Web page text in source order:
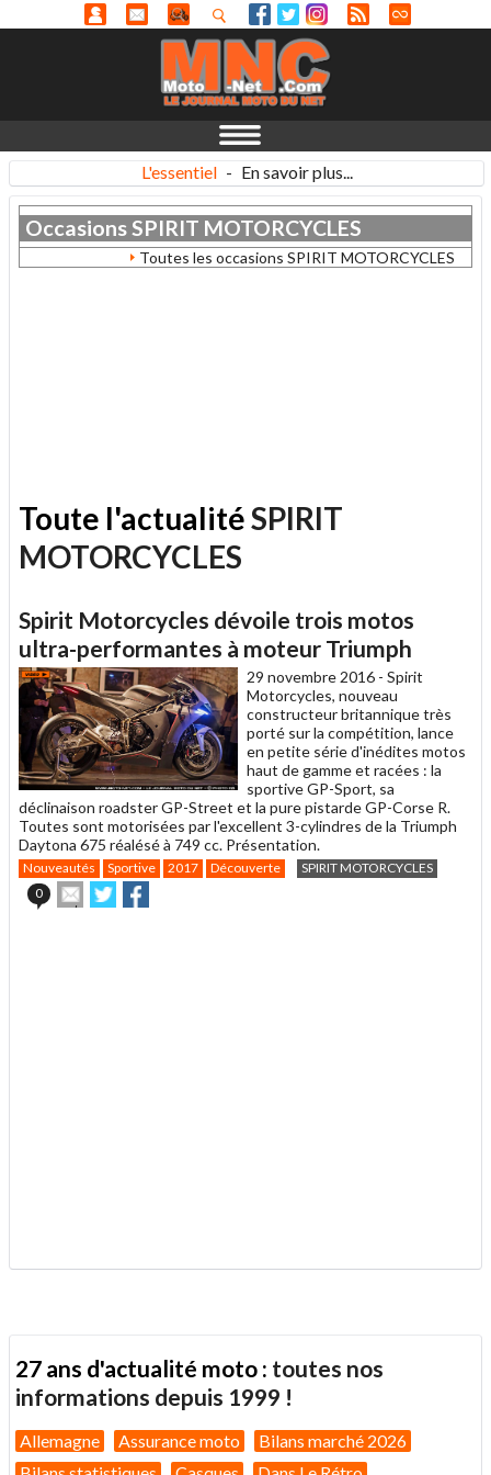
L'essentiel - En savoir plus...
OccasionsSPIRIT MOTORCYCLES
Toutes les occasions SPIRIT MOTORCYCLES
Toute l'actualitéSPIRIT
MOTORCYCLES
Spirit Motorcycles dévoile trois motos
ultra-performantes à moteur Triumph
29 novembre 2016 - Spirit
Motorcycles, nouveau
constructeur britannique très
porté sur la compétition, lance
en petite série d'inédites motos
haut de gamme et racées : la
sportive GP-Sport, sa
déclinaison roadster GP-Street et la pure pistarde GP-Corse R.
Toutes sont motorisées par l'excellent 3-cylindres de la Triumph
Daytona 675 réalésé à 749 cc. Présentation.
Nouveautés Sportive 2017 Découverte
SPIRIT MOTORCYCLES
0
Envoyer
cet
Partager
sur sur
27 ans d'actualité moto : toutes nos
informations depuis 1999 !
Allemagne Assurance moto
Bilans marché 2026